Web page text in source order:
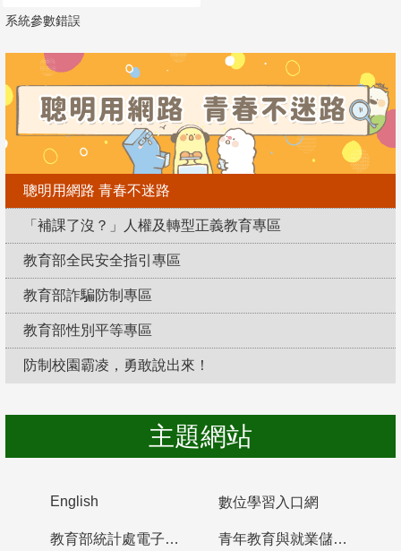
系統參數錯誤
聰明用網路 青春不迷路
「補課了沒？」人權及轉型正義教育專區
教育部全民安全指引專區
教育部詐騙防制專區
教育部性別平等專區
防制校園霸凌，勇敢說出來！
主題網站
English 數位學習入口網
教育部統計處電子書櫃 青年教育與就業儲蓄帳戶